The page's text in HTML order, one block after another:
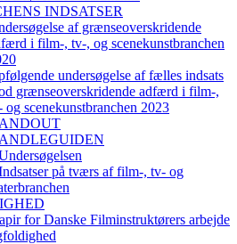
INDSATSER
af grænseoverskridende
i film-, tv-, og scenekunstbranchen
undersøgelse af fælles indsats
grænseoverskridende adfærd i film-,
og scenekunstbranchen 2023
på tværs af film-, tv- og
for Danske Filminstruktørers arbejde